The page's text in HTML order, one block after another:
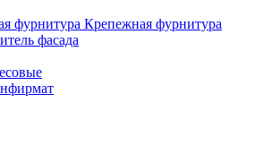
Крепежная фурнитура
фасада